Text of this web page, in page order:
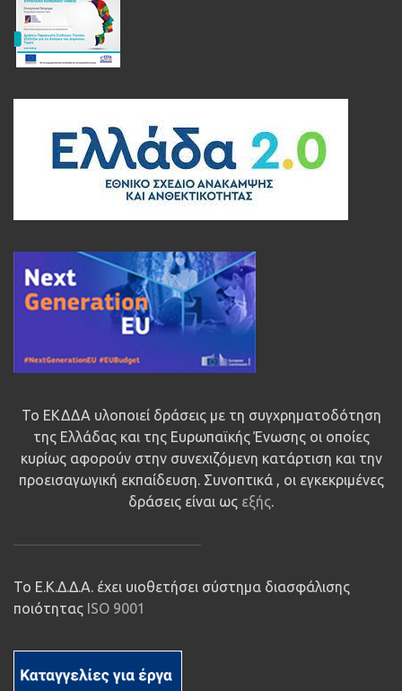
Το ΕΚΔΔΑ υλοποιεί δράσεις με τη συγχρηματοδότηση
της Ελλάδας και της Ευρωπαϊκής Ένωσης οι οποίες
κυρίως αφορούν στην συνεχιζόμενη κατάρτιση και την
προεισαγωγική εκπαίδευση. Συνοπτικά , οι εγκεκριμένες
δράσεις είναι ως εξής.
Το Ε.Κ.Δ.Δ.Α. έχει υιοθετήσει σύστημα διασφάλισης
ποιότητας ISO 9001